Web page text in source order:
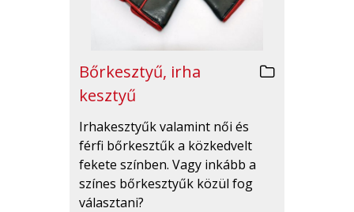
Bőrkesztyű, irha
kesztyű
Irhakesztyűk valamint női és
férfi bőrkesztűk a közkedvelt
fekete színben. Vagy inkább a
színes bőrkesztyűk közül fog
választani?